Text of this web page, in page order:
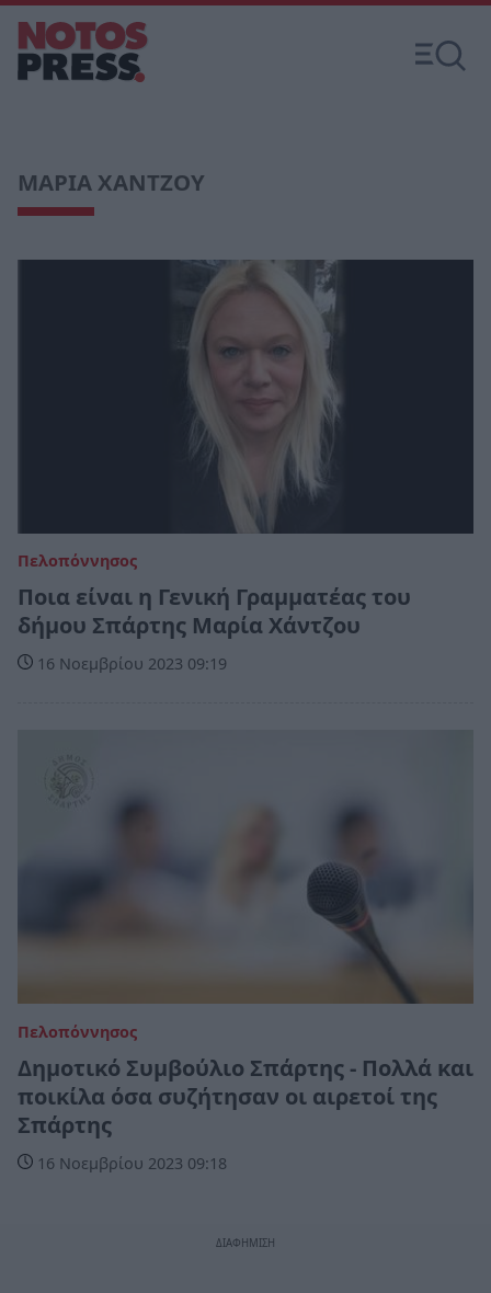
ΜΑΡΙΑ ΧΑΝΤΖΟΥ
Πελοπόννησος
Ποια είναι η Γενική Γραμματέας του
δήμου Σπάρτης Μαρία Χάντζου
16 Νοεμβρίου 2023 09:19
Πελοπόννησος
Δημοτικό Συμβούλιο Σπάρτης - Πολλά και
ποικίλα όσα συζήτησαν οι αιρετοί της
Σπάρτης
16 Νοεμβρίου 2023 09:18